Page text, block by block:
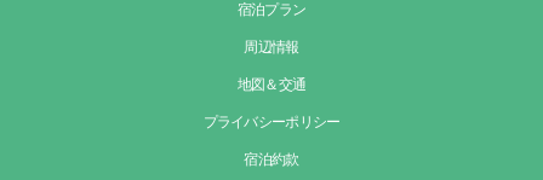
宿泊プラン
周辺情報
地図＆交通
プライバシーポリシー
宿泊約款